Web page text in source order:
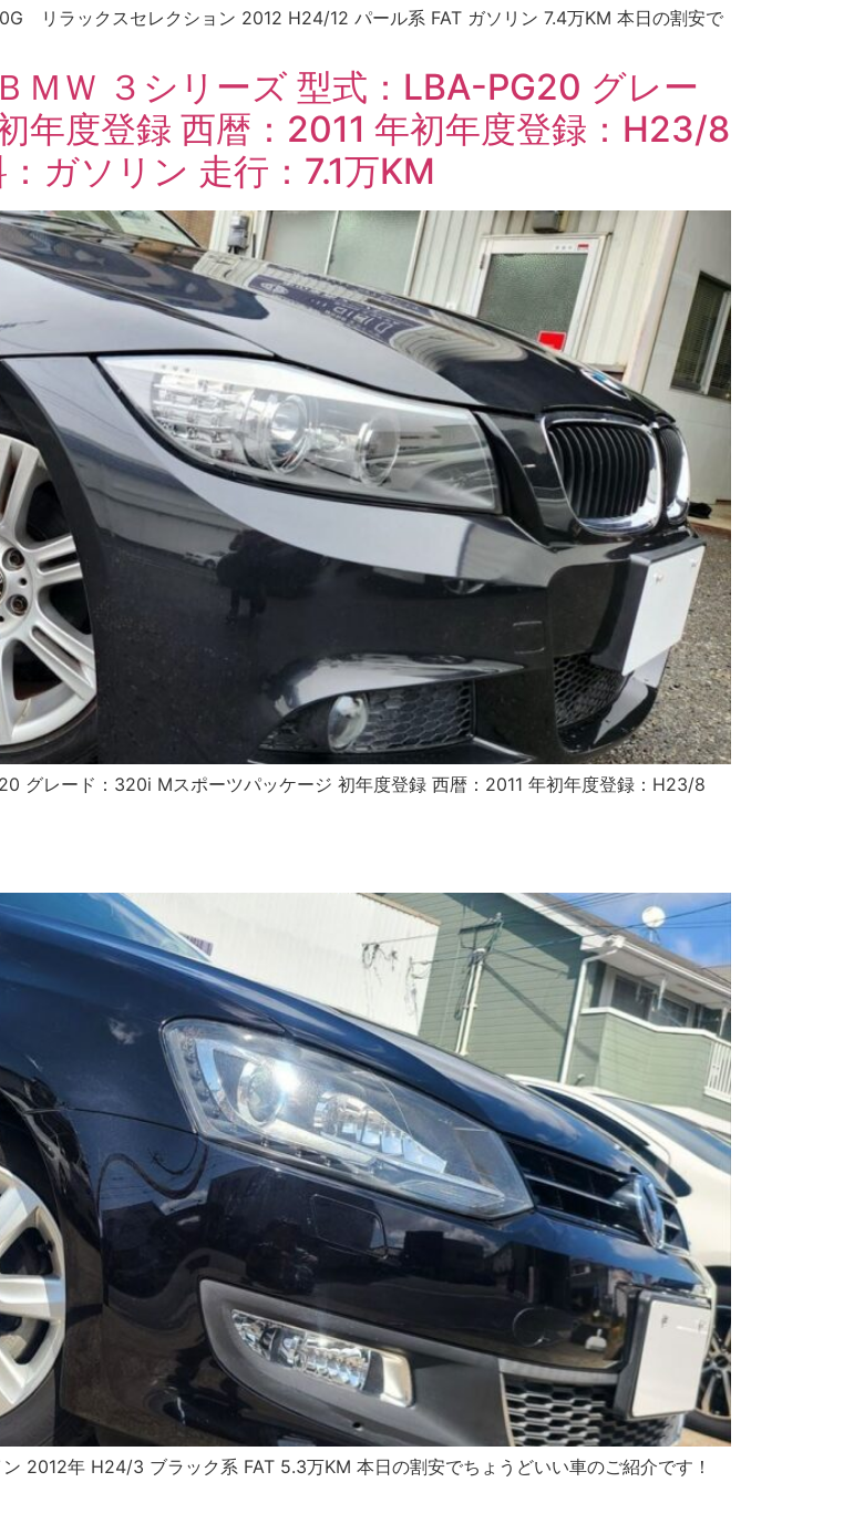
リラックスセレクション 2012 H24/12 パール系 FAT ガソリン 7.4万KM 本日の割安で
ＢＭＷ ３シリーズ 型式：LBA-PG20 グレー
年度登録 西暦：2011 年初年度登録：H23/8
ガソリン 走行：7.1万KM
グレード：320i Mスポーツパッケージ 初年度登録 西暦：2011 年初年度登録：H23/8
2012年 H24/3 ブラック系 FAT 5.3万KM 本日の割安でちょうどいい車のご紹介です！